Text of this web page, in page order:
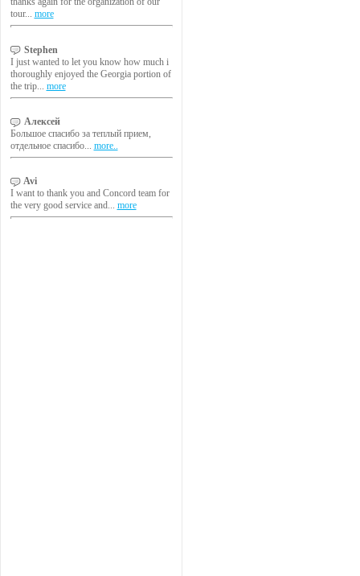
tour... more
Stephen
I just wanted to let you know how much i
thoroughly enjoyed the Georgia portion of
the trip... more
Алексей
Большое спасибо за теплый прием,
отдельное спасибо... more..
Avi
I want to thank you and Concord team for
the very good service and... more